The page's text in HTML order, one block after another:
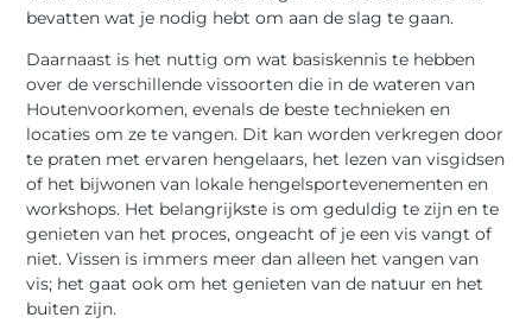
bevatten wat je nodig hebt om aan de slag te gaan.
Daarnaast is het nuttig om wat basiskennis te hebben
over de verschillende vissoorten die in de wateren van
Houtenvoorkomen, evenals de beste technieken en
locaties om ze te vangen. Dit kan worden verkregen door
te praten met ervaren hengelaars, het lezen van visgidsen
of het bijwonen van lokale hengelsportevenementen en
workshops. Het belangrijkste is om geduldig te zijn en te
genieten van het proces, ongeacht of je een vis vangt of
niet. Vissen is immers meer dan alleen het vangen van
vis; het gaat ook om het genieten van de natuur en het
buiten zijn.